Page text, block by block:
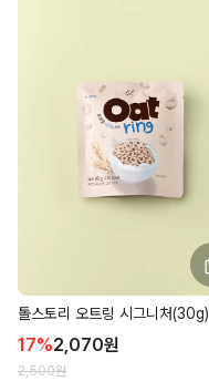
톨스토리 오트링 시그니처(30g)
17%2,070원
2,500원